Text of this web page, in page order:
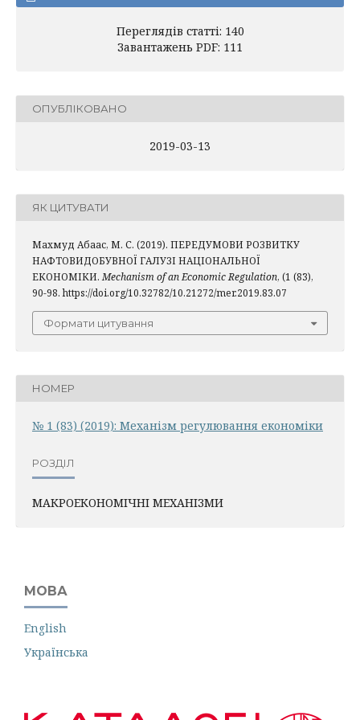
Переглядів статті: 140
Завантажень PDF: 111
ОПУБЛІКОВАНО
2019-03-13
ЯК ЦИТУВАТИ
Махмуд Абаас, М. С. (2019). ПЕРЕДУМОВИ РОЗВИТКУ
НАФТОВИДОБУВНОЇ ГАЛУЗІ НАЦІОНАЛЬНОЇ
ЕКОНОМІКИ.Mechanism of an Economic Regulation, (1 (83),
90-98. https://doi.org/10.32782/10.21272/mer.2019.83.07
Формати цитування
НОМЕР
№ 1 (83) (2019): Механiзм регулювання економiки
РОЗДІЛ
МАКРОЕКОНОМІЧНІ МЕХАНІЗМИ
МОВА
English
Українська